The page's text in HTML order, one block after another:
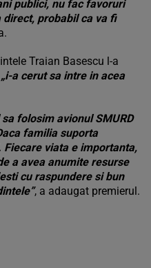
publici, nu fac favoruri
probabil ca va fi
Traian Basescu l-a
„i-a cerut sa intre in acea
folosim avionul SMURD
familia suporta
viata e importanta,
a avea anumite resurse
cu raspundere si bun
, a adaugat premierul.